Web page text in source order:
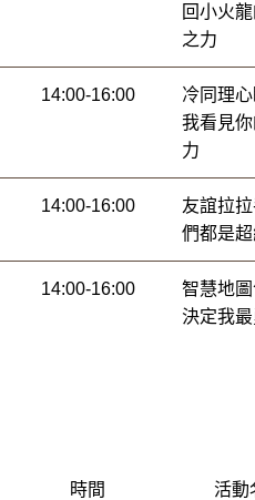
回小火
之力
14:00-16:00
冷同理心
我看見
力
14:00-16:00
友誼拉
們都是
14:00-16:00
智慧地
決定我
時間 活動